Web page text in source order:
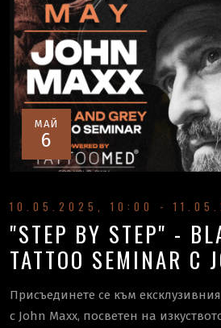
МАЙ
6
10.05.2025, 10:00 -
"STEP BY STEP" -
TATTOO SEMINAR С
Присъединете се към
с John Maxx, посветен на